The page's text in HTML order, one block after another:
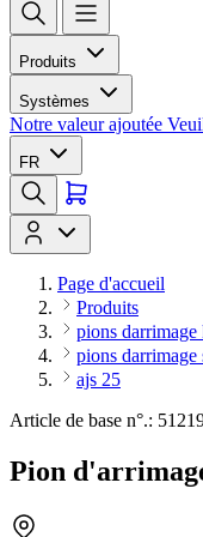
Produits
Systèmes
Notre valeur ajoutée
FR
Page d'accueil
Produits
pions darrimage
pions darrimage
ajs 25
Article de base n°.:
Pion